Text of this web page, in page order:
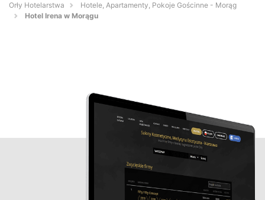
Orły Hotelarstwa
Hotele, Apartamenty, Pokoje Gościnne - Morąg
Hotel Irena w Morągu